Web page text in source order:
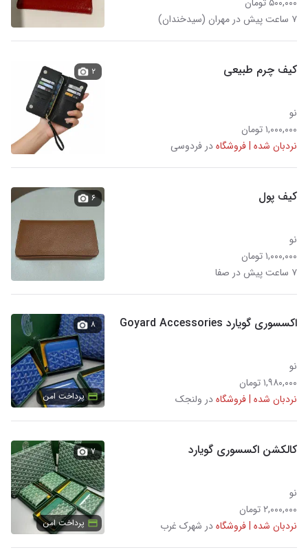
۷ ساعت پیش در مهران (سیدخندان)
کیف چرم طبیعی
نو
۱,۰۰۰,۰۰۰ تومان
نردبان شده | فروشگاهدر فردوسی
۲
کیف پول
نو
۱,۰۰۰,۰۰۰ تومان
۷ ساعت پیش در صفا
۶
اکسسوری گویارد Goyard Accessories
نو
۱,۹۸۰,۰۰۰ تومان
نردبان شده | فروشگاهدر ولنجک
۸
پرداخت امن
کالکشن اکسسوری گویارد
نو
۲,۰۰۰,۰۰۰ تومان
نردبان شده | فروشگاهدر شهرک غرب
۷
پرداخت امن